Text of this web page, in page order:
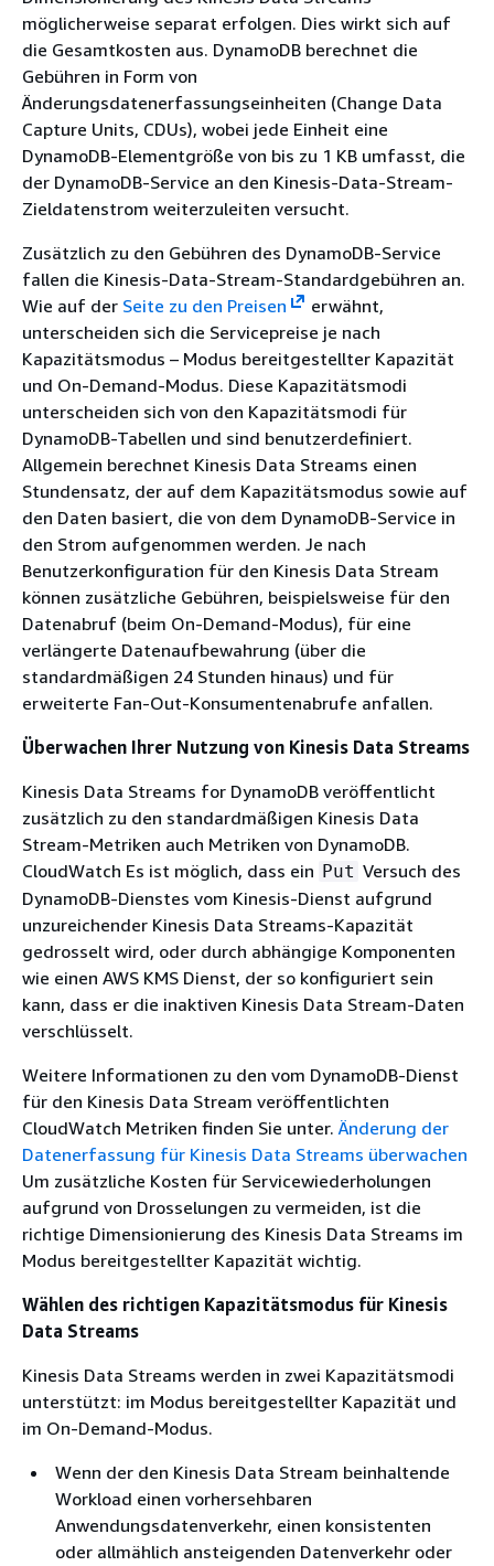
möglicherweise separat erfolgen. Dies wirkt sich auf
die Gesamtkosten aus. DynamoDB berechnet die
Gebühren in Form von
Änderungsdatenerfassungseinheiten (Change Data
Capture Units, CDUs), wobei jede Einheit eine
DynamoDB-Elementgröße von bis zu 1 KB umfasst, die
der DynamoDB-Service an den Kinesis-Data-Stream-
Zieldatenstrom weiterzuleiten versucht.
Zusätzlich zu den Gebühren des DynamoDB-Service
fallen die Kinesis-Data-Stream-Standardgebühren an.
Wie auf der Seite zu den Preisen
erwähnt,
unterscheiden sich die Servicepreise je nach
Kapazitätsmodus – Modus bereitgestellter Kapazität
und On-Demand-Modus. Diese Kapazitätsmodi
unterscheiden sich von den Kapazitätsmodi für
DynamoDB-Tabellen und sind benutzerdefiniert.
Allgemein berechnet Kinesis Data Streams einen
Stundensatz, der auf dem Kapazitätsmodus sowie auf
den Daten basiert, die von dem DynamoDB-Service in
den Strom aufgenommen werden. Je nach
Benutzerkonfiguration für den Kinesis Data Stream
können zusätzliche Gebühren, beispielsweise für den
Datenabruf (beim On-Demand-Modus), für eine
verlängerte Datenaufbewahrung (über die
standardmäßigen 24 Stunden hinaus) und für
erweiterte Fan-Out-Konsumentenabrufe anfallen.
Überwachen Ihrer Nutzung von Kinesis Data Streams
Kinesis Data Streams for DynamoDB veröffentlicht
zusätzlich zu den standardmäßigen Kinesis Data
Stream-Metriken auch Metriken von DynamoDB.
CloudWatch Es ist möglich, dass ein Put Versuch des
DynamoDB-Dienstes vom Kinesis-Dienst aufgrund
unzureichender Kinesis Data Streams-Kapazität
gedrosselt wird, oder durch abhängige Komponenten
wie einen AWS KMS Dienst, der so konfiguriert sein
kann, dass er die inaktiven Kinesis Data Stream-Daten
verschlüsselt.
Weitere Informationen zu den vom DynamoDB-Dienst
für den Kinesis Data Stream veröffentlichten
CloudWatch Metriken finden Sie unter.Änderung der
Datenerfassung für Kinesis Data Streams überwachen
Um zusätzliche Kosten für Servicewiederholungen
aufgrund von Drosselungen zu vermeiden, ist die
richtige Dimensionierung des Kinesis Data Streams im
Modus bereitgestellter Kapazität wichtig.
Wählen des richtigen Kapazitätsmodus für Kinesis
Data Streams
Kinesis Data Streams werden in zwei Kapazitätsmodi
unterstützt: im Modus bereitgestellter Kapazität und
im On-Demand-Modus.
Wenn der den Kinesis Data Stream beinhaltende
Workload einen vorhersehbaren
Anwendungsdatenverkehr, einen konsistenten
oder allmählich ansteigenden Datenverkehr oder